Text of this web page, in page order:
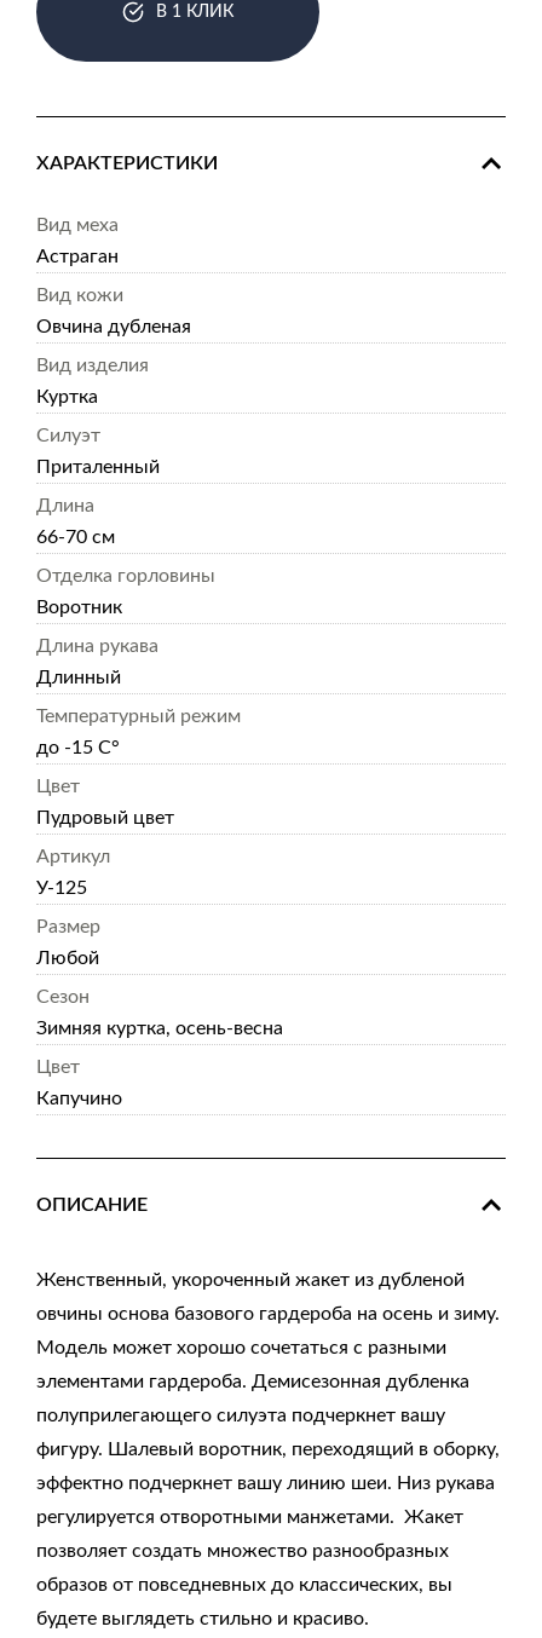
В 1 КЛИК
ХАРАКТЕРИСТИКИ
Вид меха
Астраган
Вид кожи
Овчина дубленая
Вид изделия
Куртка
Силуэт
Приталенный
Длина
66-70 см
Отделка горловины
Воротник
Длина рукава
Длинный
Температурный режим
до -15 С°
Цвет
Пудровый цвет
Артикул
У-125
Размер
Любой
Сезон
Зимняя куртка, осень-весна
Цвет
Капучино
ОПИСАНИЕ
Женственный, укороченный жакет из дубленой
овчины основа базового гардероба на осень и зиму.
Модель может хорошо сочетаться с разными
элементами гардероба. Демисезонная дубленка
полуприлегающего силуэта подчеркнет вашу
фигуру. Шалевый воротник, переходящий в оборку,
эффектно подчеркнет вашу линию шеи. Низ рукава
регулируется отворотными манжетами. Жакет
позволяет создать множество разнообразных
образов от повседневных до классических, вы
будете выглядеть стильно и красиво.